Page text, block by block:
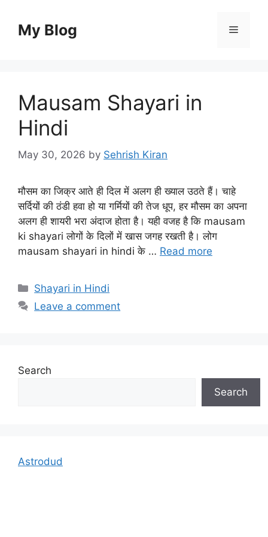
contentMy Blog Menu
Mausam Shayari in
Hindi
May 30, 2026 by Sehrish Kiran
मौसम का जिक्र आते ही दिल में अलग ही ख्याल उठते हैं। चाहे
सर्दियों की ठंडी हवा हो या गर्मियों की तेज धूप, हर मौसम का अपना
अलग ही शायरी भरा अंदाज होता है। यही वजह है कि mausam
ki shayari लोगों के दिलों में खास जगह रखती है। लोग
mausam shayari in hindi के … Read more
Categories
Shayari in Hindi
Leave a comment
Search
Search
Astrodud